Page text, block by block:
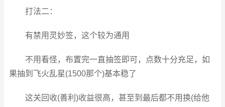
打法二：
有禁用灵妙签，这个较为通用
不用看怪，布置完一直抽签即可，点数十分充足，如
果抽到飞火乱星(1500那个)基本稳了
这关回收(善利)收益很高，甚至到最后都不用换(给他